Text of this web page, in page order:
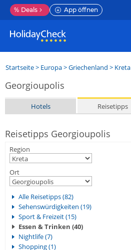
% Deals App öffnen
Startseite> Europa>Griechenland > Kreta
Georgioupolis
Hotels Reisetipps
Reisetipps Georgioupolis
Region
Ort
Alle Reisetipps (82)
Sehenswürdigkeiten (19)
Sport & Freizeit (15)
Essen & Trinken (40)
Nightlife (7)
Shopping (1)